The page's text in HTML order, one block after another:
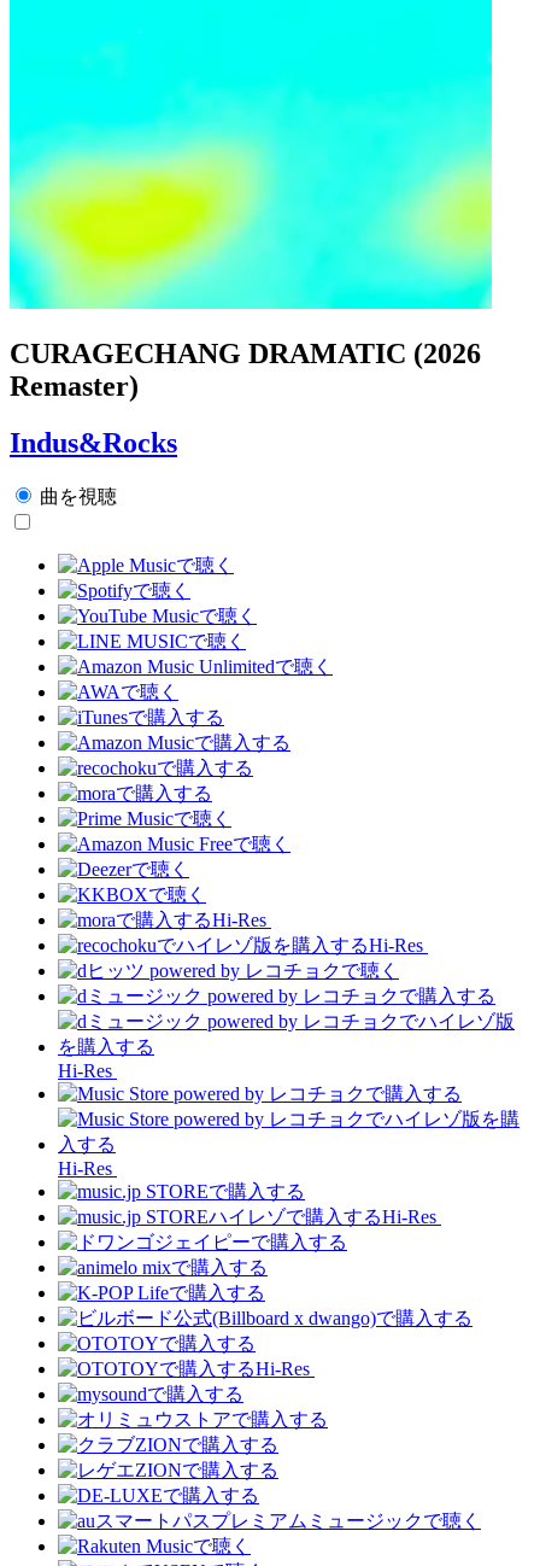
CURAGECHANG DRAMATIC (2026
Remaster)
Indus&Rocks
曲を視聴
Hi-Res
Hi-Res
Hi-Res
Hi-Res
Hi-Res
Hi-Res